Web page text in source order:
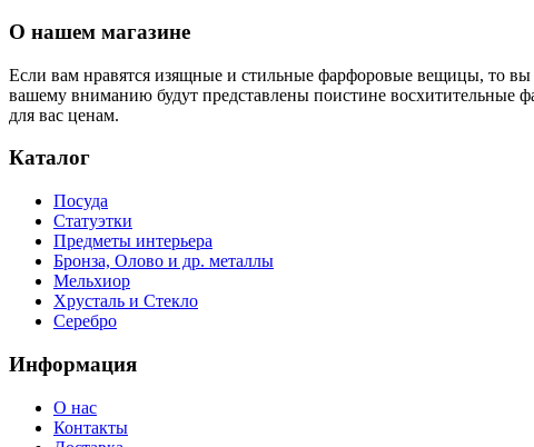
О нашем магазине
Если вам нравятся изящные и стильные фарфоровые вещицы, то
вашему вниманию будут представлены поистине
для вас ценам.
Каталог
Посуда
Статуэтки
Предметы интерьера
Бронза, Олово и др. металлы
Мельхиор
Хрусталь и Стекло
Серебро
Информация
О нас
Контакты